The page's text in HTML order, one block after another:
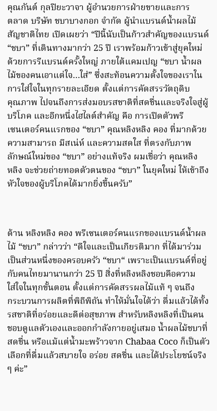
คุณกันต์ กุลปิยะวาจา ผู้อำนวยการฝ่ายขายและการ
ตลาด บริษัท ชบาบางกอก จำกัด ผู้นำแบรนด์น้ำผลไม้
สัญชาติไทย เปิดเผยว่า “ปีนี้นับเป็นก้าวสำคัญของแบรนด์
“ชบา” ที่เดินทางมากว่า 25 ปี เราพร้อมก้าวเข้าสู่ยุคใหม่
ด้วยการรีแบรนด์ครั้งใหญ่ ภายใต้แคมเปญ “ชบา น้ำผล
ไม้ของคนเอาแต่ใจ…ใส่” ซึ่งสะท้อนความตั้งใจของเราใน
การใส่ใจในทุกรายละเอียด ตั้งแต่การคัดสรรวัตถุดิบ
คุณภาพ ไปจนถึงการส่งมอบรสชาติที่สดชื่นและจริงใจสู่ผู้
บริโภค และอีกหนึ่งไฮไลต์สำคัญ คือ การเปิดตัวพรี
เซนเตอร์คนแรกของ “ชบา” คุณหลิงหลิง คอง ที่มากด้วย
ความสามารถ มีสเน่ห์ และความสดใส ที่ตรงกับภาพ
ลักษณ์ใหม่ของ “ชบา” อย่างแท้จริง ผมเชื่อว่า คุณหลิง
หลิง จะช่วยถ่ายทอดตัวตนของ “ชบา” ในยุคใหม่ ให้เข้าถึง
หัวใจของผู้บริโภคได้มากยิ่งขึ้นครับ”
ด้าน หลิงหลิง คอง พรีเซนเตอร์คนแรกของแบรนด์น้ำผล
ไม้ “ชบา” กล่าวว่า “ดีใจและเป็นเกียรติมาก ที่ได้มาร่วม
เป็นส่วนหนึ่งของครอบครัว “ชบา“ เพราะเป็นแบรนด์ที่อยู่
กับคนไทยมานานกว่า 25 ปี สิ่งที่หลิงหลิงชอบคือความ
ใส่ใจในทุกขั้นตอน ตั้งแต่การคัดสรรผลไม้แท้ ๆ จนถึง
กระบวนการผลิตที่พิถีพิถัน ทำให้มั่นใจได้ว่า ดื่มแล้วได้ทั้ง
รสชาติที่อร่อยและดีต่อสุขภาพ สำหรับหลิงหลิงที่เป็นคน
ชอบดูแลตัวเองและออกกำลังกายอยู่เสมอ น้ำผลไม้ชบาที่
สดชื่น หรือแม้แต่น้ำมะพร้าวจาก Chabaa Coco ก็เป็นตัว
เลือกที่ดื่มแล้วสบายใจ อร่อย สดชื่น และได้ประโยชน์จริง
ๆ ค่ะ”